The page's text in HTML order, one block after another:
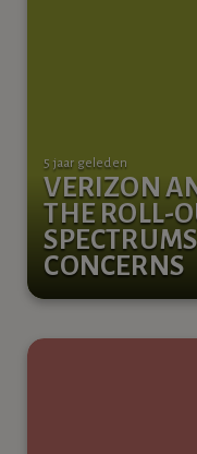
VERIZON
THE ROLL-
CONCERNS
5 jaar geleden